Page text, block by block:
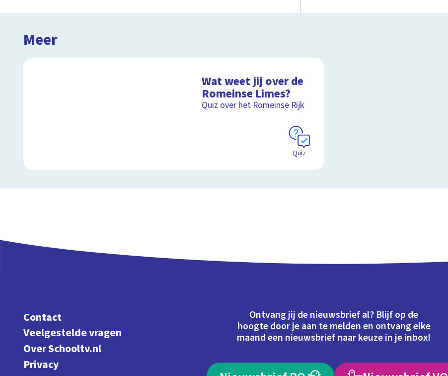
Meer
Wat weet jij over de
Romeinse Limes?
Quiz over het Romeinse Rijk
Quiz
Contact
Veelgestelde vragen
Over Schooltv.nl
Privacy
Ontvang jij de nieuwsbrief al? Blijf op de
hoogte door je aan te melden en ontvang elke
maand een nieuwsbrief naar keuze in je inbox!